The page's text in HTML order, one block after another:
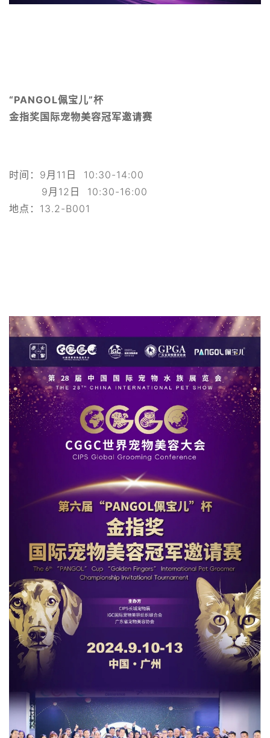
“PANGOL佩宝儿”杯
金指奖国际宠物美容冠军邀请赛
时间：9月11日 10:30-14:00
9月12日 10:30-16:00
地点：13.2-B001